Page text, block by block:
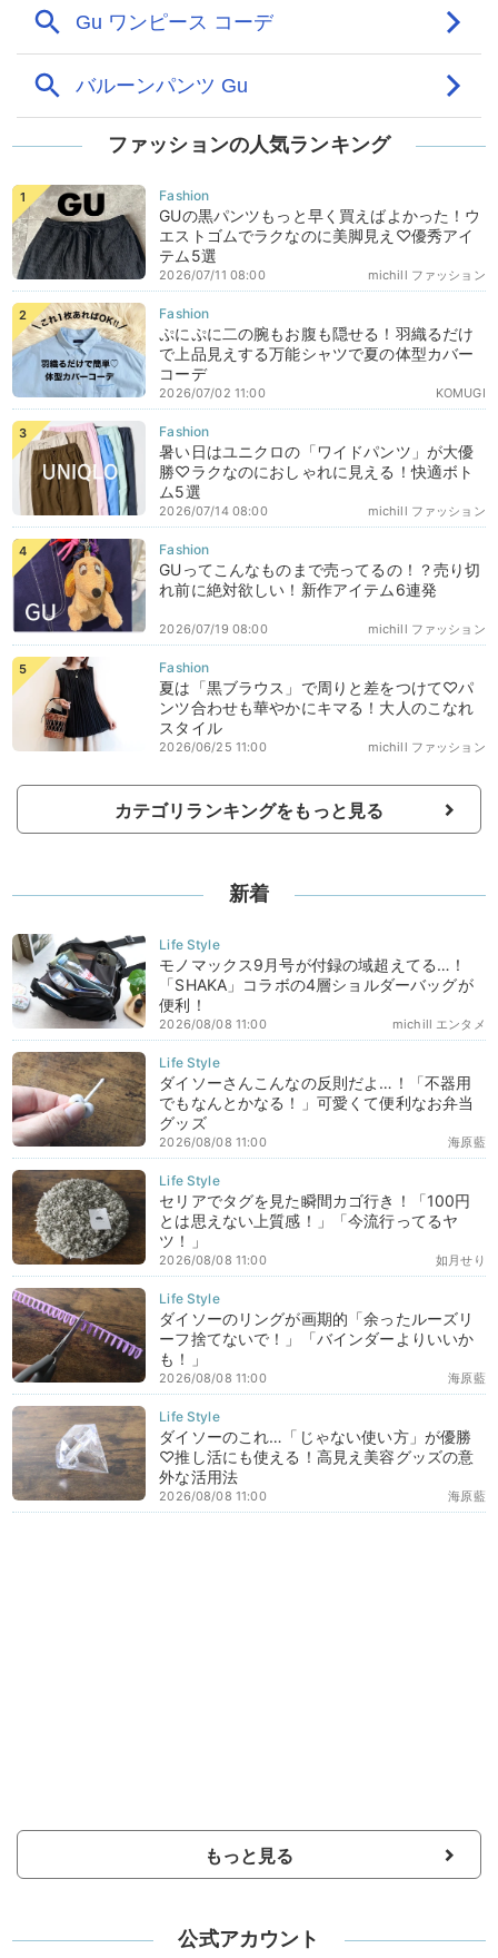
ファッションの人気ランキング
GUの黒パンツもっと早く買えばよかった！ウ
エストゴムでラクなのに美脚見え♡優秀アイ
テム5選
michill ファッション
2026/07/11 08:00
ぷにぷに二の腕もお腹も隠せる！羽織るだけ
で上品見えする万能シャツで夏の体型カバー
コーデ
KOMUGI
2026/07/02 11:00
暑い日はユニクロの「ワイドパンツ」が大優
勝♡ラクなのにおしゃれに見える！快適ボト
ム5選
michill ファッション
2026/07/14 08:00
GUってこんなものまで売ってるの！？売り切
れ前に絶対欲しい！新作アイテム6連発
michill ファッション
2026/07/19 08:00
夏は「黒ブラウス」で周りと差をつけて♡パ
ンツ合わせも華やかにキマる！大人のこなれ
スタイル
michill ファッション
2026/06/25 11:00
カテゴリランキングをもっと見る
新着
モノマックス9月号が付録の域超えてる…！
「SHAKA」コラボの4層ショルダーバッグが
便利！
michill エンタメ
2026/08/08 11:00
ダイソーさんこんなの反則だよ…！「不器用
でもなんとかなる！」可愛くて便利なお弁当
グッズ
海原藍
2026/08/08 11:00
セリアでタグを見た瞬間カゴ行き！「100円
とは思えない上質感！」「今流行ってるヤ
ツ！」
如月せり
2026/08/08 11:00
ダイソーのリングが画期的「余ったルーズリ
ーフ捨てないで！」「バインダーよりいいか
も！」
海原藍
2026/08/08 11:00
ダイソーのこれ…「じゃない使い方」が優勝
♡推し活にも使える！高見え美容グッズの意
外な活用法
海原藍
2026/08/08 11:00
もっと見る
公式アカウント